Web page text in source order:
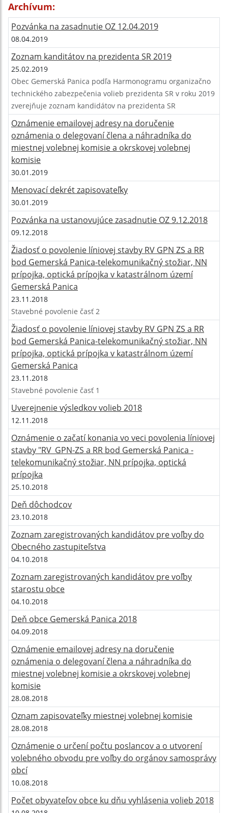
Archívum:
Pozvánka na zasadnutie OZ 12.04.2019
08.04.2019
Zoznam kanditátov na prezidenta SR 2019
25.02.2019
Obec Gemerská Panica podľa Harmonogramu organizačno
technického zabezpečenia volieb prezidenta SR v roku 2019
zverejňuje zoznam kandidátov na prezidenta SR
Oznámenie emailovej adresy na doručenie
oznámenia o delegovaní člena a náhradníka do
miestnej volebnej komisie a okrskovej volebnej
komisie
30.01.2019
Menovací dekrét zapisovateľky
30.01.2019
Pozvánka na ustanovujúce zasadnutie OZ 9.12.2018
09.12.2018
Žiadosť o povolenie líniovej stavby RV GPN ZS a RR
bod Gemerská Panica-telekomunikačný stožiar, NN
prípojka, optická prípojka v katastrálnom území
Gemerská Panica
23.11.2018
Stavebné povolenie časť 2
Žiadosť o povolenie líniovej stavby RV GPN ZS a RR
bod Gemerská Panica-telekomunikačný stožiar, NN
prípojka, optická prípojka v katastrálnom území
Gemerská Panica
23.11.2018
Stavebné povolenie časť 1
Uverejnenie výsledkov volieb 2018
12.11.2018
Oznámenie o začatí konania vo veci povolenia líniovej
stavby "RV_GPN-ZS a RR bod Gemerská Panica -
telekomunikačný stožiar, NN prípojka, optická
prípojka
25.10.2018
Deň dôchodcov
23.10.2018
Zoznam zaregistrovaných kandidátov pre voľby do
Obecného zastupiteľstva
04.10.2018
Zoznam zaregistrovaných kandidátov pre voľby
starostu obce
04.10.2018
Deň obce Gemerská Panica 2018
04.09.2018
Oznámenie emailovej adresy na doručenie
oznámenia o delegovaní člena a náhradníka do
miestnej volebnej komisie a okrskovej volebnej
komisie
28.08.2018
Oznam zapisovateľky miestnej volebnej komisie
28.08.2018
Oznámenie o určení počtu poslancov a o utvorení
volebného obvodu pre voľby do orgánov samosprávy
obcí
10.08.2018
Počet obyvateľov obce ku dňu vyhlásenia volieb 2018